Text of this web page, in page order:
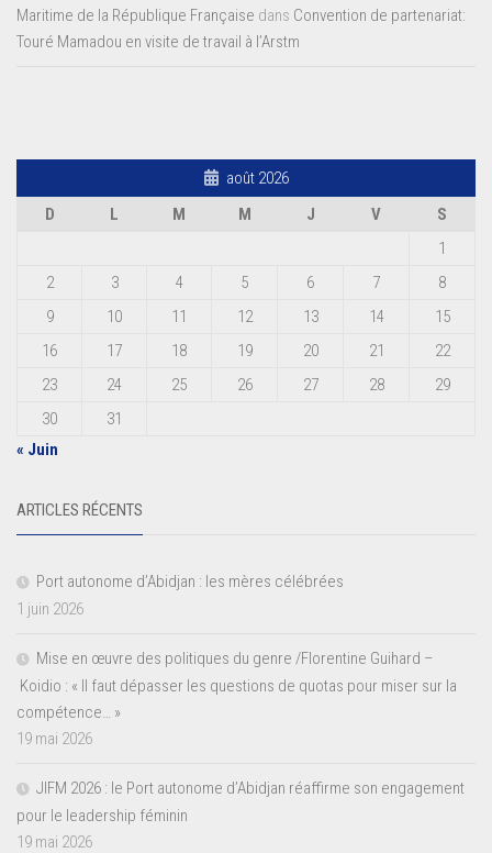
Maritime de la République Française dans Convention de partenariat:
Touré Mamadou en visite de travail à l’Arstm
août 2026
D
L M M J V
S
1
2
3 4 5 6 7
8
9
10 11 12 13 14
15
16
17 18 19 20 21
22
23
24 25 26 27 28
29
30
31
« Juin
ARTICLES RÉCENTS
Port autonome d’Abidjan : les mères célébrées
1 juin 2026
Mise en œuvre des politiques du genre /Florentine Guihard –
Koidio : « Il faut dépasser les questions de quotas pour miser sur la
compétence… »
19 mai 2026
JIFM 2026 : le Port autonome d’Abidjan réaffirme son engagement
pour le leadership féminin
19 mai 2026